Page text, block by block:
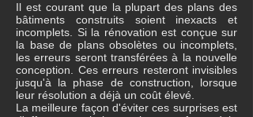
Il est courant que la plupart des plans des
bâtiments construits soient inexacts et
incomplets. Si la rénovation est conçue sur
la base de plans obsolètes ou incomplets,
les erreurs seront transférées à la nouvelle
conception. Ces erreurs resteront invisibles
jusqu'à la phase de construction, lorsque
leur résolution a déjà un coût élevé.
La meilleure façon d'éviter ces surprises est